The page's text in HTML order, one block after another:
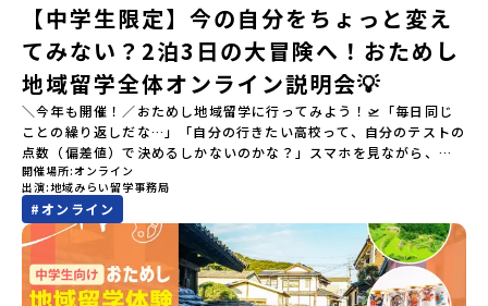
【中学生限定】今の自分をちょっと変え
てみない？2泊3日の大冒険へ！おためし
地域留学全体オンライン説明会💡
＼今年も開催！／おためし地域留学に行ってみよう！🛫「毎日同じ
ことの繰り返しだな…」「自分の行きたい高校って、自分のテストの
点数（偏差値）で決めるしかないのかな？」スマホを見ながら、進
路にモヤモヤしているそこのあなたへ！👀テストの点数ではなく、
あなたの「ワクワク（＝自分軸）」で進路を選ぶ。そんな新しい選
択肢が、「地域みらい留学」です。「でも、いきなり知らない土地
の高校に進学するなんて不安…」そんな人のために、2泊3日で気軽
にプチ体験できる【おためし地域留学】の魅力を凝縮したオンライ
ン説明会のアーカイブ（録画）を公開中です！✨＼🔥ここがすごい！
🔥／おためし地域留学 3つのワクワク🔥🔥 ①スマホじゃわからない
開催場所 オンライン
出演 地域みらい留学事務局
#オンライン